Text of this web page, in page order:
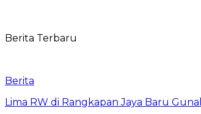
Berita Terbaru
Berita
Lima RW di Rangkapan Jaya Baru